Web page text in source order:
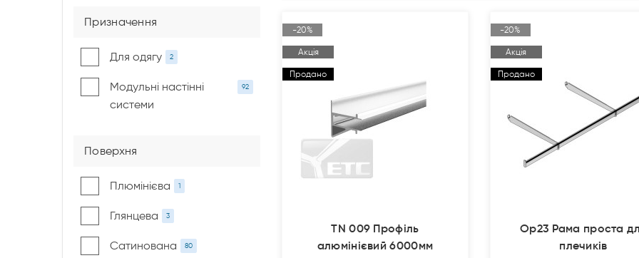
Призначення
Для одягу 2
Модульні настінні
системи
92
Поверхня
Плюмінієва 1
Глянцева 3
Сатинована 80
-20%
Акція
Продано
TN 009 Профіль
алюмінієвий 6000мм
-20%
Акція
Продано
Op23 Рама проста
плечиків